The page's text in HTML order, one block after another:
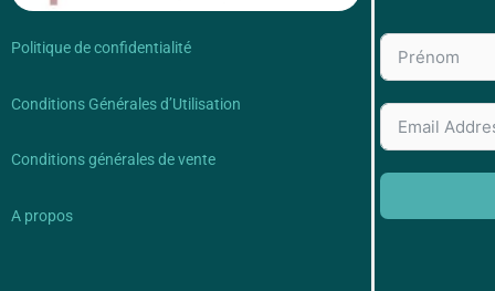
Politique de confidentialité
Conditions Générales d’Utilisation
Conditions générales de vente
A propos